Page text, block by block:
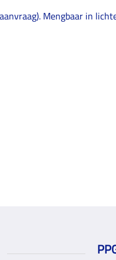
Mengbaar in